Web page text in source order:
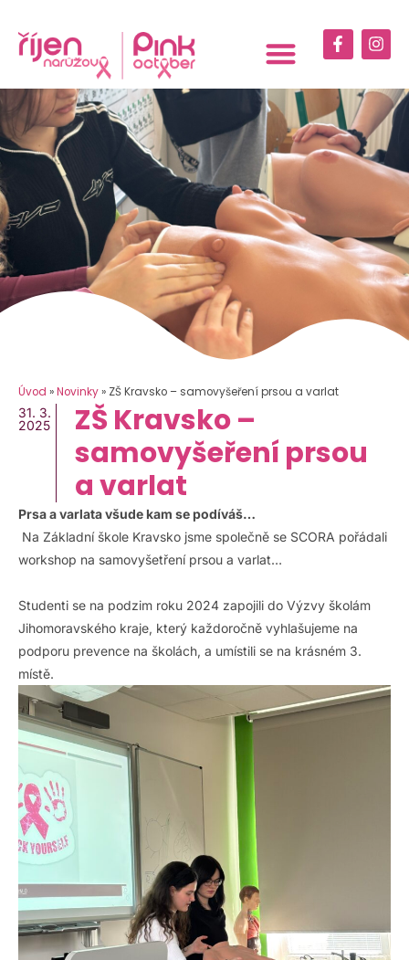
Úvod »Novinky» ZŠ Kravsko – samovyšeření prsou a varlat
31. 3.
2025
ZŠ Kravsko –
samovyšeření prsou
a varlat
Prsa a varlata všude kam se podíváš…
Na Základní škole Kravsko jsme společně se SCORA pořádali
workshop na samovyšetření prsou a varlat…
Studenti se na podzim roku 2024 zapojili do Výzvy školám
Jihomoravského kraje, který každoročně vyhlašujeme na
podporu prevence na školách, a umístili se na krásném 3.
místě.